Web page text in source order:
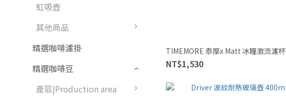
虹吸壺
其他商品
精選咖啡濾掛
精選咖啡豆
產區|Production area
TIMEMORE 泰摩x Matt 冰瞳激流濾杯
NT$1,530